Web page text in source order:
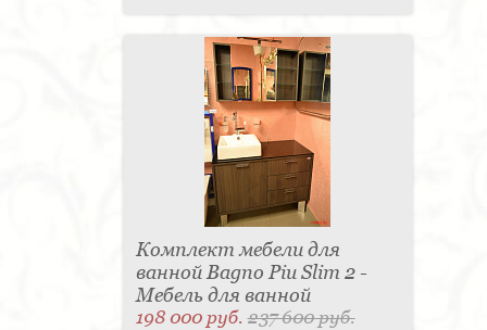
Комплект мебели для
ванной Bagno Piu Slim 2 -
Мебель для ванной
198 000 руб.237 600 руб.